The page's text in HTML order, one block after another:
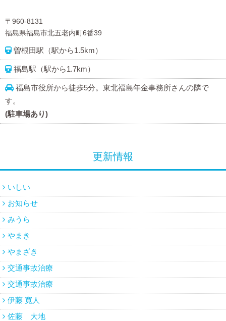
〒960-8131
福島県福島市北五老内町6番39
曽根田駅（駅から1.5km）
福島駅（駅から1.7km）
福島市役所から徒歩5分。東北福島年金事務所さんの隣で
す。
(駐車場あり)
更新情報
いしい
お知らせ
みうら
やまき
やまざき
交通事故治療
交通事故治療
伊藤 寛人
佐藤 大地